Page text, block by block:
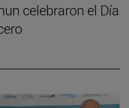
celebraron el Día